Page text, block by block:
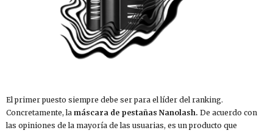
El primer puesto siempre debe ser para el líder del ranking.
Concretamente, la máscara de pestañas Nanolash. De acuerdo con
las opiniones de la mayoría de las usuarias, es un producto que